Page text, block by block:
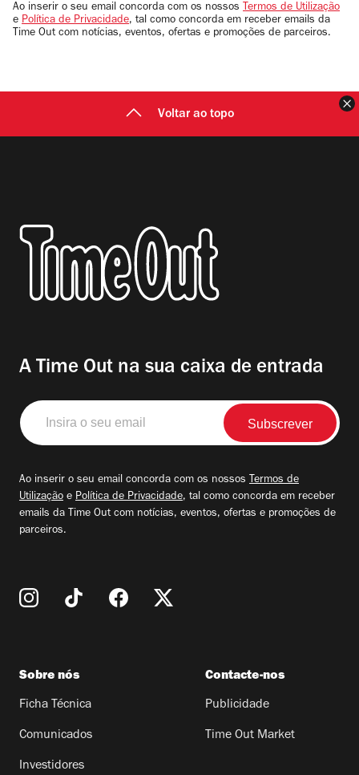
email
Ao inserir o seu email concorda com os nossos Termos de Utilização
e Política de Privacidade, tal como concorda em receber emails da
Time Out com notícias, eventos, ofertas e promoções de parceiros.
Voltar ao topo
A Time Out na sua caixa de entrada
Insira
o
seu
Ao inserir o seu email concorda com os nossos Termos de
Utilização e Política de Privacidade, tal como concorda em receber
emails da Time Out com notícias, eventos, ofertas e promoções de
parceiros.
Sobre nós
Ficha Técnica
Comunicados
Investidores
Contacte-nos
Publicidade
Time Out Market